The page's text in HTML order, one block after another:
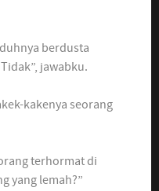
berdusta
jawabku.
kakenya seorang
terhormat di
yang lemah?”